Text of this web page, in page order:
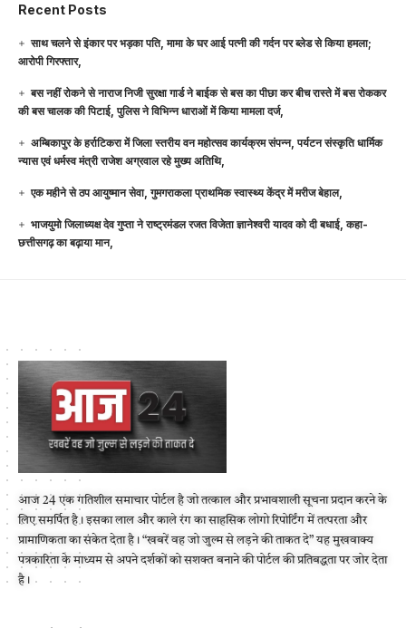
Recent Posts
साथ चलने से इंकार पर भड़का पति, मामा के घर आई पत्नी की गर्दन पर ब्लेड से किया हमला;
आरोपी गिरफ्तार,
बस नहीं रोकने से नाराज निजी सुरक्षा गार्ड ने बाईक से बस का पीछा कर बीच रास्ते में बस रोककर
की बस चालक की पिटाई, पुलिस ने विभिन्न धाराओं में किया मामला दर्ज,
अम्बिकापुर के हर्राटिकरा में जिला स्तरीय वन महोत्सव कार्यक्रम संपन्न, पर्यटन संस्कृति धार्मिक
न्यास एवं धर्मस्व मंत्री राजेश अग्रवाल रहे मुख्य अतिथि,
एक महीने से ठप आयुष्मान सेवा, गुमगराकला प्राथमिक स्वास्थ्य केंद्र में मरीज बेहाल,
भाजयुमो जिलाध्यक्ष देव गुप्ता ने राष्ट्रमंडल रजत विजेता ज्ञानेश्वरी यादव को दी बधाई, कहा-
छत्तीसगढ़ का बढ़ाया मान,
आज 24 एक गतिशील समाचार पोर्टल है जो तत्काल और प्रभावशाली सूचना प्रदान करने के
लिए समर्पित है। इसका लाल और काले रंग का साहसिक लोगो रिपोर्टिंग में तत्परता और
प्रामाणिकता का संकेत देता है। “खबरें वह जो जुल्म से लड़ने की ताकत दे” यह मुखवाक्य
पत्रकारिता के माध्यम से अपने दर्शकों को सशक्त बनाने की पोर्टल की प्रतिबद्धता पर जोर देता
है।